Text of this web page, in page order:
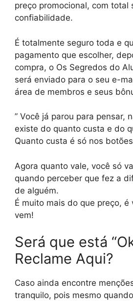
preço promocional, com total
confiabilidade.
É totalmente seguro toda e
pagamento que escolher,
compra, o Os Segredos do
será enviado para o seu e-
área de membros e seus
” Você já parou para pensar,
existe do quanto custa e do
Quanto custa é só nos
Agora quanto vale, você só
quando perceber que fez a
de alguém.
É muito mais do que preço, é
vem!
Será que está
Reclame Aqui?
Caso ainda encontre
tranquilo, pois mesmo